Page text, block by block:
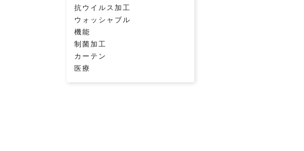
抗ウイルス加工
ウォッシャブル
機能
制菌加工
カーテン
医療